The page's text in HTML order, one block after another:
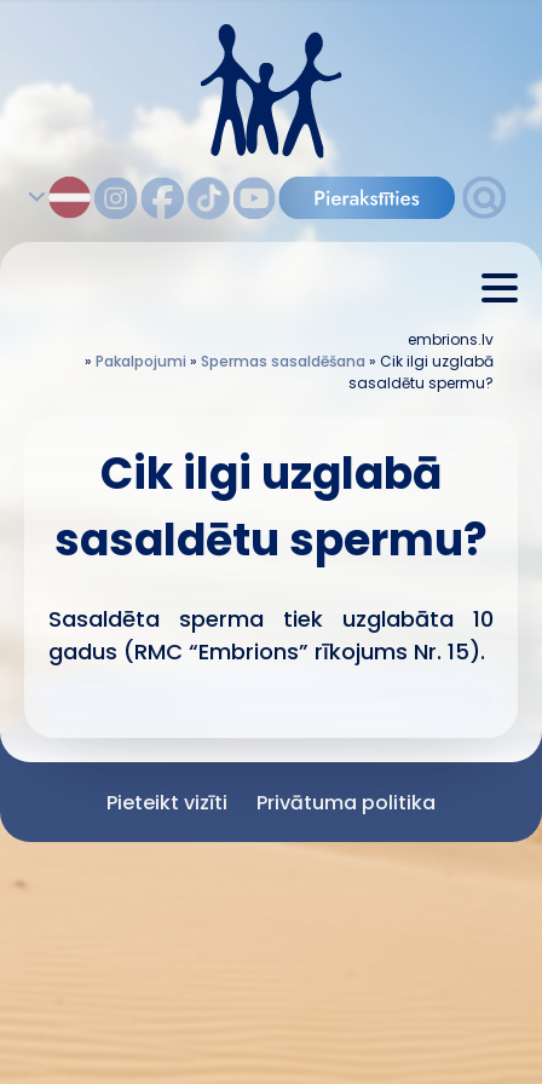
embrions.lv
» Pakalpojumi » Spermas sasaldēšana » Cik ilgi uzglabā
sasaldētu spermu?
Cik ilgi uzglabā
sasaldētu spermu?
Sasaldēta sperma tiek uzglabāta 10
gadus (RMC “Embrions” rīkojums Nr. 15).
Pieteikt vizīti Privātuma politika